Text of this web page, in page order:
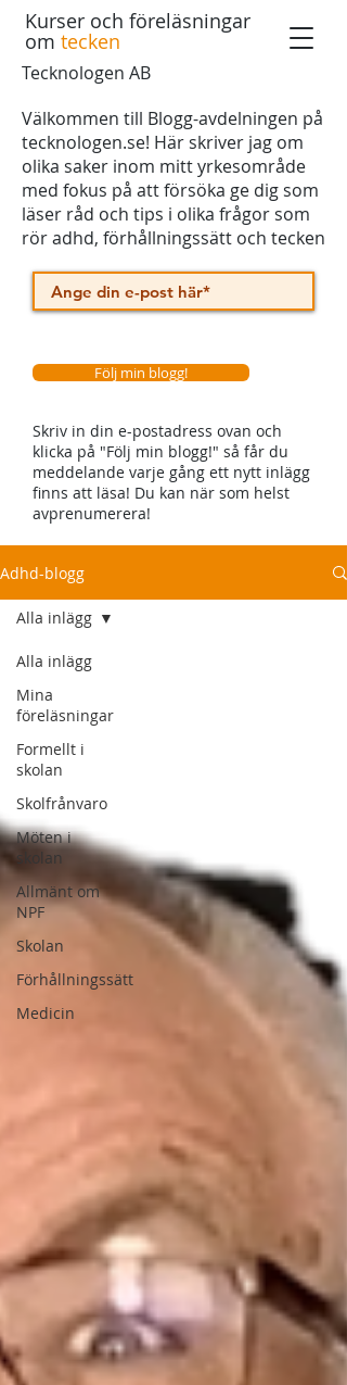
Tecknologen AB
Kurser och föreläsningar
om tecken
Välkommen till Blogg-avdelningen på
tecknologen.se! Här skriver jag om
olika saker inom mitt yrkesområde
med fokus på att försöka ge dig som
läser råd och tips i olika frågor som
rör adhd, förhållningssätt och tecken
Följ min blogg!
Skriv in din e-postadress ovan och
klicka på "Följ min blogg!" så får du
meddelande varje gång ett nytt inlägg
finns att läsa! Du kan när som helst
avprenumerera!
Adhd-blogg
Alla inlägg
Mina
föreläsningar
Formellt i
skolan
Skolfrånvaro
Möten i
skolan
Allmänt om
NPF
Skolan
Förhållningssätt
Medicin
Alla inlägg